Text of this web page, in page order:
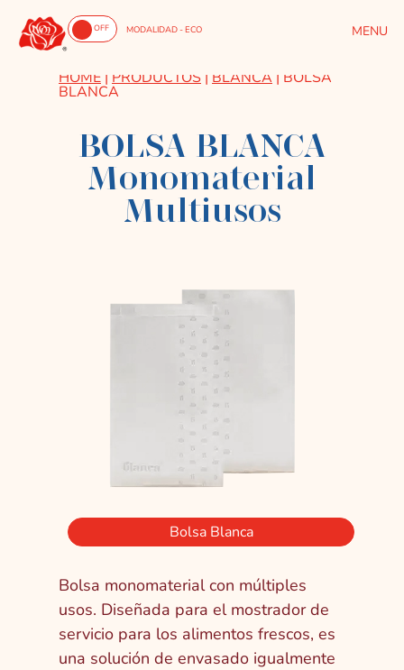
ONOFF MODALIDAD - ECO
HOME | PRODUCTOS | BLANCA | BOLSA
BLANCA
BOLSA BLANCA
Monomaterial
Multiusos
Bolsa Blanca
Bolsa monomaterial con múltiples
usos. Diseñada para el mostrador de
servicio para los alimentos frescos, es
una solución de envasado igualmente